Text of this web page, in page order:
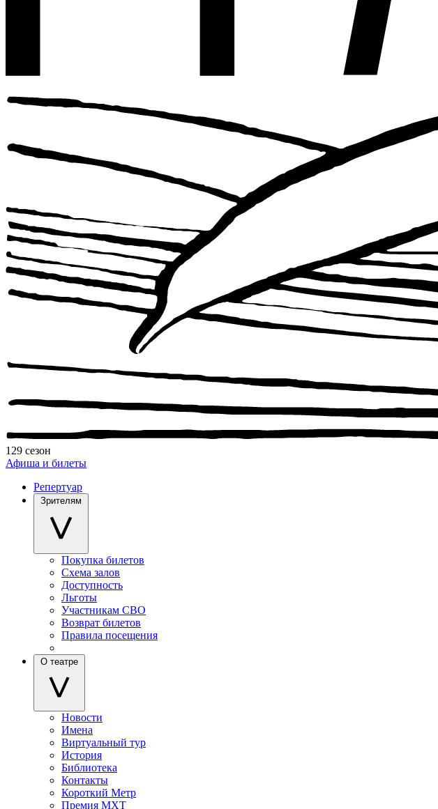
129 сезон
Афиша и билеты
Репертуар
Зрителям
Покупка билетов
Схема залов
Доступность
Льготы
Участникам СВО
Возврат билетов
Правила посещения
О театре
Новости
Имена
Виртуальный тур
История
Библиотека
Контакты
Короткий Метр
Премия МХТ